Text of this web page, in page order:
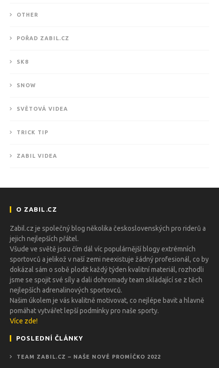
OTHER
POŘAD ZABIL.CZ
SK8
SNOW
SVĚTOVÁ VIDEA
TRICK TIP
ZABIL VIDEA
O ZABIL.CZ
Zabil.cz je společný blog několika československých pro riderů a
jejich nejlepších přátel.
Všude ve světě jsou čím dál víc populárnější blogy extrémních
sportovců a jelikož v naší zemi neexistuje žádný profesionál, co by
dokázal sám o sobě plodit každý týden kvalitní materiál, rozhodli
jsme se spojit své síly a dali dohromady team skládající se z těch
nejlepších adrenalinových sportovců.
Našim úkolem je vás kvalitně motivovat, co nejlépe bavit a hlavně
pomáhat vytvářet lepší podmínky pro naše sporty.
Více zde!
POSLEDNÍ ČLÁNKY
TEAM ZABIL.CZ – NAŠE NOVÉ PROMÍČKO 2022